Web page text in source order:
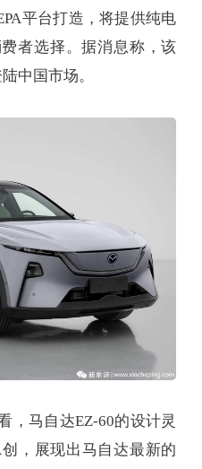
平台打造，将提供纯电
者选择。据消息称，该
中国市场。
，马自达EZ-60的设计灵
，展现出马自达最新的